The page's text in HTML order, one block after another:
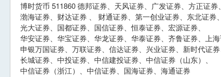
博时货币 511860 德邦证券、天风证券、广发证券、方正证
渤海证券、财达证券 、 财通证券、第一创业证券、东北证券
光大证券、国都证券、国信证券、恒泰证券、宏源证券、
华安证券、华宝证券、华龙证券、华泰证券、齐鲁证券、上
申银万国证券、万联证券、信达证券、兴业证券、新时代证
长城证券、中投证券、中信建投证券、中信证券（山东）、
中信证券（浙江）、中信证券、国海证券、海通证券